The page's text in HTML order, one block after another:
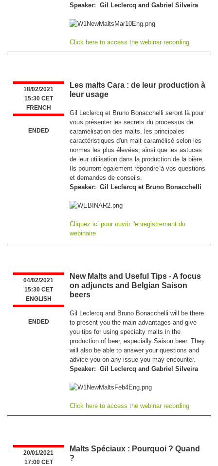
Speaker: Gil Leclercq and Gabriel Silveira
Click here to access the webinar recording
18/02/2021
15:30 CET
FRENCH
ENDED
Les malts Cara : de leur production à
leur usage
Gil Leclercq et Bruno Bonacchelli seront là pour
vous présenter les secrets du processus de
caramélisation des malts, les principales
caractéristiques d'un malt caramélisé selon les
normes les plus élevées, ainsi que les astuces
de leur utilisation dans la production de la bière.
Ils pourront également répondre à vos questions
et demandes de conseils.
Speaker: Gil Leclercq et Bruno Bonacchelli
Cliquez ici pour ouvrir l'enregistrement du
webinaire
04/02/2021
15:30 CET
ENGLISH
ENDED
New Malts and Useful Tips - A focus
on adjuncts and Belgian Saison
beers
Gil Leclercq and Bruno Bonacchelli will be there
to present you the main advantages and give
you tips for using specialty malts in the
production of beer, especially Saison beer. They
will also be able to answer your questions and
advice you on any issue you may encounter.
Speaker: Gil Leclercq and Gabriel Silveira
Click here to access the webinar recording
20/01/2021
17:00 CET
Malts Spéciaux : Pourquoi ? Quand
?